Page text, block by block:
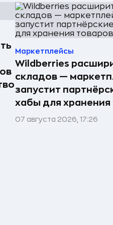
Маркетплейсы
Wildberries
складов —
запустит
хабы для хранения
07 августа 2026, 17:26